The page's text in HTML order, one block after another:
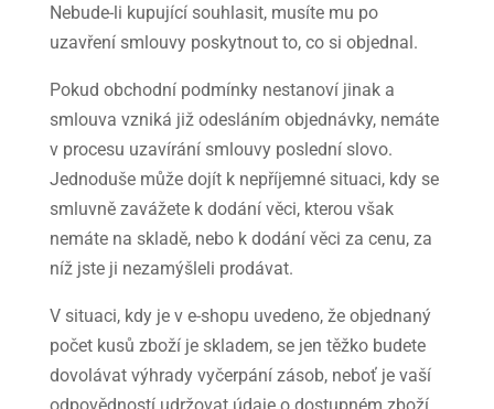
Nebude-li kupující souhlasit, musíte mu po
uzavření smlouvy poskytnout to, co si objednal.
Pokud obchodní podmínky nestanoví jinak a
smlouva vzniká již odesláním objednávky, nemáte
v procesu uzavírání smlouvy poslední slovo.
Jednoduše může dojít k nepříjemné situaci, kdy se
smluvně zavážete k dodání věci, kterou však
nemáte na skladě, nebo k dodání věci za cenu, za
níž jste ji nezamýšleli prodávat.
V situaci, kdy je v e-shopu uvedeno, že objednaný
počet kusů zboží je skladem, se jen těžko budete
dovolávat výhrady vyčerpání zásob, neboť je vaší